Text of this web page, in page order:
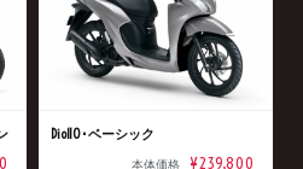
Dio110･ベーシック
本体価格 ¥239,800